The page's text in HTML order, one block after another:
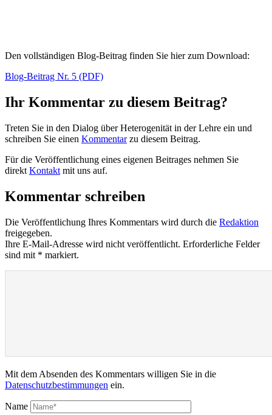
Den vollständigen Blog-Beitrag finden Sie hier zum Download:
Blog-Beitrag Nr. 5 (PDF)
Ihr Kommentar zu diesem Beitrag?
Treten Sie in den Dialog über Heterogenität in der Lehre ein und
schreiben Sie einen Kommentarzu diesem Beitrag.
Für die Veröffentlichung eines eigenen Beitrages nehmen Sie
direkt Kontakt mit uns auf.
Kommentar schreiben
Die Veröffentlichung Ihres Kommentars wird durch die Redaktion
freigegeben.
Ihre E-Mail-Adresse wird nicht veröffentlicht. Erforderliche Felder
sind mit * markiert.
Mit dem Absenden des Kommentars willigen Sie in die
Datenschutzbestimmungen ein.
Name